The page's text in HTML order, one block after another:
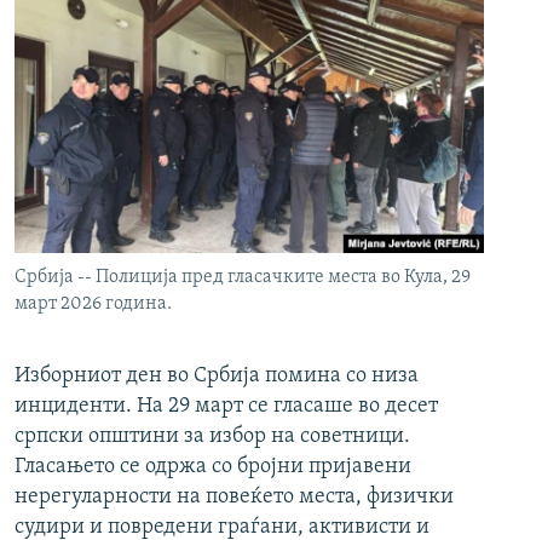
Србија -- Полиција пред гласачките места во Кула, 29
март 2026 година.
Изборниот ден во Србија помина со низа
инциденти. На 29 март се гласаше во десет
српски општини за избор на советници.
Гласањето се одржа со бројни пријавени
нерегуларности на повеќето места, физички
судири и повредени граѓани, активисти и